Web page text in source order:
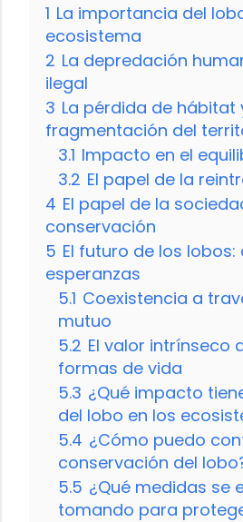
1 La importancia del
ecosistema
2 La depredación
ilegal
3 La pérdida de hábitat
fragmentación del
3.1 Impacto en el
3.2 El papel de la
4 El papel de la
conservación
5 El futuro de los
esperanzas
5.1 Coexistencia a
mutuo
5.2 El valor intrínseco
formas de vida
5.3 ¿Qué impacto
del lobo en los
5.4 ¿Cómo puedo
conservación del
5.5 ¿Qué medidas se
tomando para